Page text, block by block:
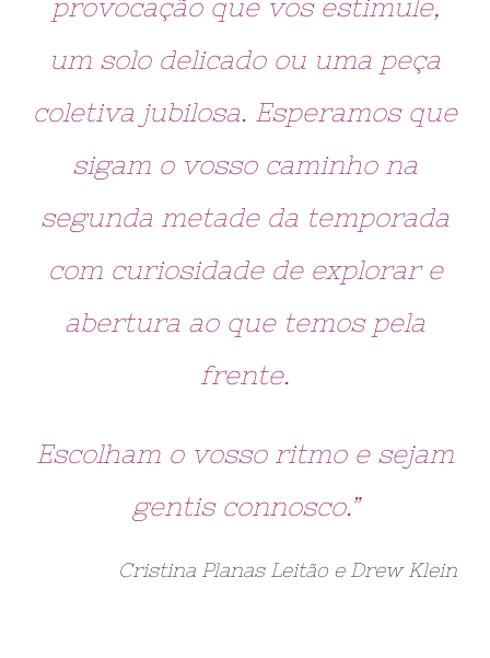
provocação que vos estimule,
um solo delicado ou uma peça
coletiva jubilosa. Esperamos que
sigam o vosso caminho na
segunda metade da temporada
com curiosidade de explorar e
abertura ao que temos pela
frente.
Escolham o vosso ritmo e sejam
gentis connosco.”
Cristina Planas Leitão e Drew Klein